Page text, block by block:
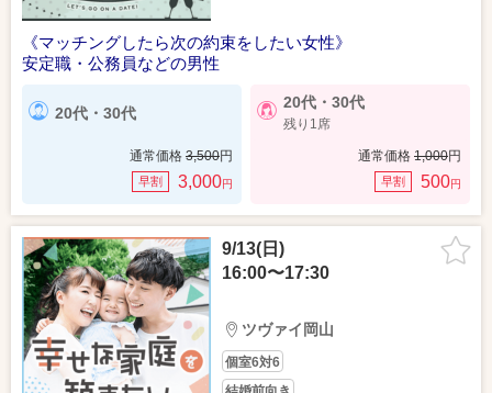
《マッチングしたら次の約束をしたい女性》
安定職・公務員などの男性
20代・30代
通常価格 3,500円
早割 3,000円
20代・30代
残り1席
通常価格 1,000円
早割 500円
9/13(日)
16:00〜17:30
ツヴァイ岡山
個室6対6